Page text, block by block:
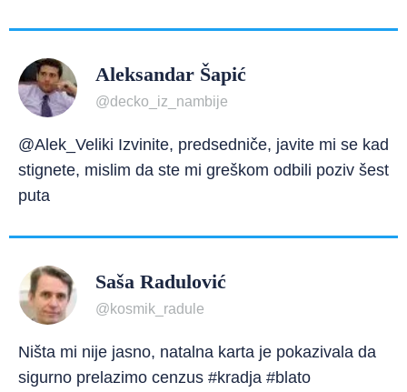
Aleksandar Šapić
@decko_iz_nambije
@Alek_Veliki Izvinite, predsedniče, javite mi se kad
stignete, mislim da ste mi greškom odbili poziv šest
puta
Saša Radulović
@kosmik_radule
Ništa mi nije jasno, natalna karta je pokazivala da
sigurno prelazimo cenzus #kradja #blato